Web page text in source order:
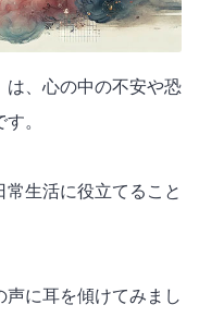
は、心の中の不安や恐
。
生活に役立てること
に耳を傾けてみまし